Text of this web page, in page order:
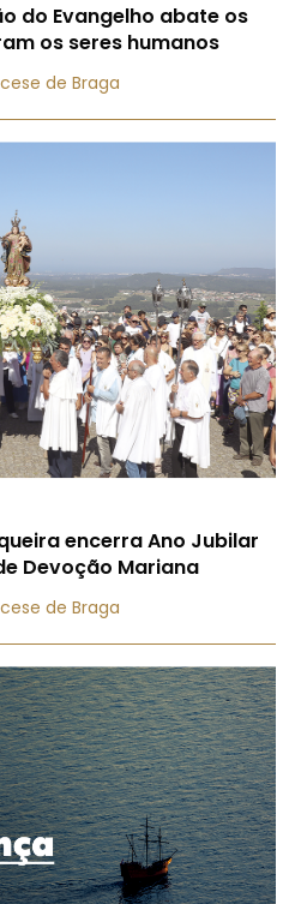
do Evangelho abate os
os seres humanos
de Braga
encerra Ano Jubilar
Devoção Mariana
de Braga